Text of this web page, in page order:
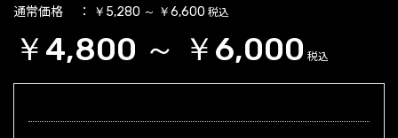
通常価格 ￥5,280 ～ ￥6,600 税込
￥4,800 ～ ￥6,000 税込